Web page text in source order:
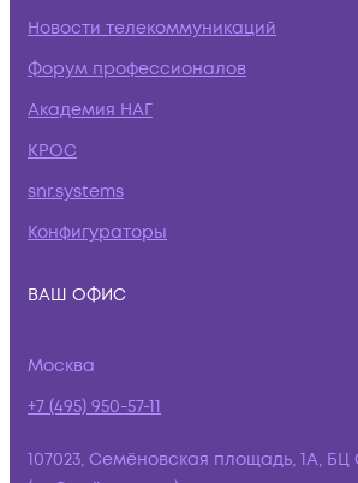
Новости телекоммуникаций
Форум профессионалов
Академия НАГ
КРОС
snr.systems
Конфигураторы
ВАШ ОФИС
Москва
+7 (495) 950-57-11
107023, Семёновская площадь, 1А,